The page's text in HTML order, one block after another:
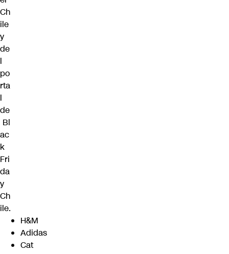
Ch
ile
y
de
l
po
rta
l
de
Bl
ac
k
Fri
da
y
Ch
ile.
H&M
Adidas
Cat